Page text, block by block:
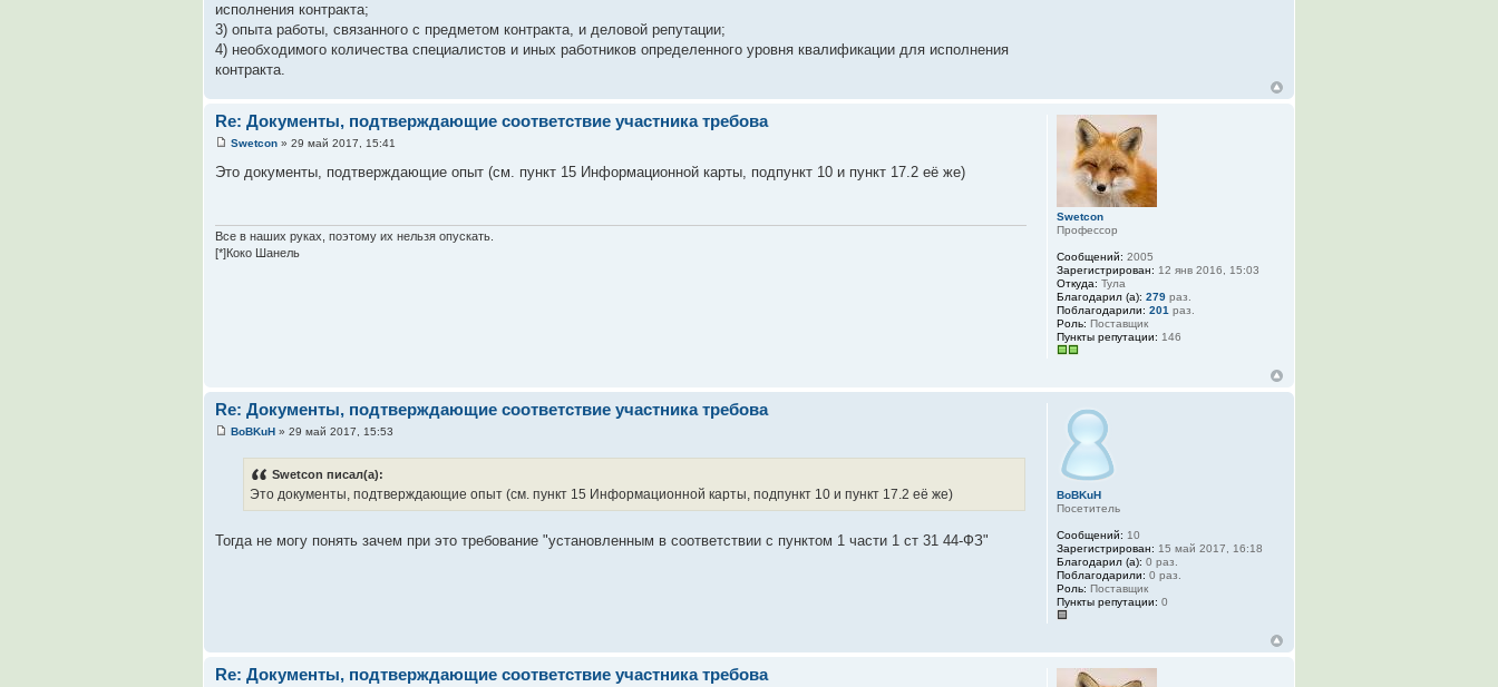
исполнения контракта;
3) опыта работы, связанного с предметом контракта, и деловой репутации;
4) необходимого количества специалистов и иных работников определенного уровня квалификации для исполнения
контракта.
Re: Документы, подтверждающие соответствие участника требова
Swetcon » 29 май 2017, 15:41
Это документы, подтверждающие опыт (см. пункт 15 Информационной карты, подпункт 10 и пункт 17.2 её же)
Все в наших руках, поэтому их нельзя опускать.
[*]Коко Шанель
Swetcon
Профессор
Сообщений: 2005
Зарегистрирован: 12 янв 2016, 15:03
Откуда: Тула
Благодарил (а): 279 раз.
Поблагодарили: 201 раз.
Роль: Поставщик
Пункты репутации: 146
Re: Документы, подтверждающие соответствие участника требова
BoBKuH » 29 май 2017, 15:53
Swetcon писал(а):
Это документы, подтверждающие опыт (см. пункт 15 Информационной карты, подпункт 10 и пункт 17.2 её же)
Тогда не могу понять зачем при это требование "установленным в соответствии с пунктом 1 части 1 ст 31 44-ФЗ"
BoBKuH
Посетитель
Сообщений: 10
Зарегистрирован: 15 май 2017, 16:18
Благодарил (а): 0 раз.
Поблагодарили: 0 раз.
Роль: Поставщик
Пункты репутации: 0
Re: Документы, подтверждающие соответствие участника требова